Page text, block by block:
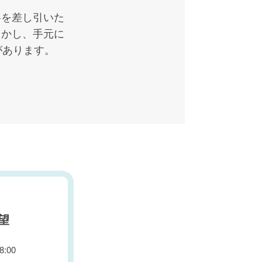
差し引いた
し、手元に
ります。